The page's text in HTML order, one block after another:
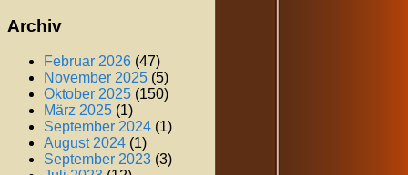
Archiv
Februar 2026 (47)
November 2025 (5)
Oktober 2025 (150)
März 2025 (1)
September 2024 (1)
August 2024 (1)
September 2023 (3)